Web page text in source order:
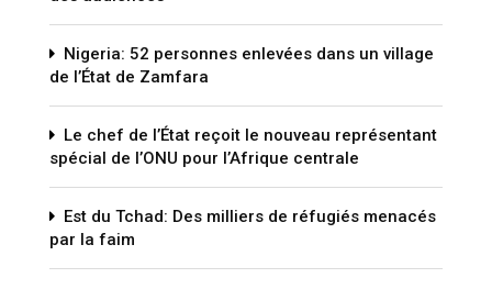
Nigeria: 52 personnes enlevées dans un village
de l’État de Zamfara
Le chef de l’État reçoit le nouveau représentant
spécial de l’ONU pour l’Afrique centrale
Est du Tchad: Des milliers de réfugiés menacés
par la faim